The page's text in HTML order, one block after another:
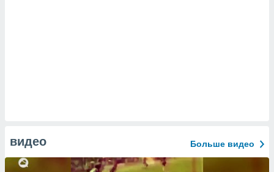
видео Больше видео